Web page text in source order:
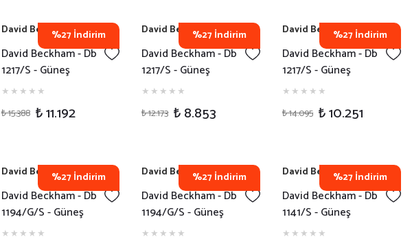
%27 İndirim
David Beckham
David Beckham - Db
1217/S - Güneş
Gözlüğü - PPO07
₺ 15.388 ₺ 11.192
%27 İndirim
David Beckham
David Beckham - Db
1217/S - Güneş
Gözlüğü - 807IR
₺ 12.173 ₺ 8.853
%27 İndirim
David Beckham
David Beckham - Db
1217/S - Güneş
Gözlüğü - 35JQZ
₺ 14.095 ₺ 10.251
%27 İndirim
David Beckham
David Beckham - Db
1194/G/S - Güneş
Gözlüğü - RHLIR
%27 İndirim
David Beckham
David Beckham - Db
1194/G/S - Güneş
Gözlüğü - RHL1V
%27 İndirim
David Beckham
David Beckham - Db
1141/S - Güneş
Gözlüğü - EX4LB